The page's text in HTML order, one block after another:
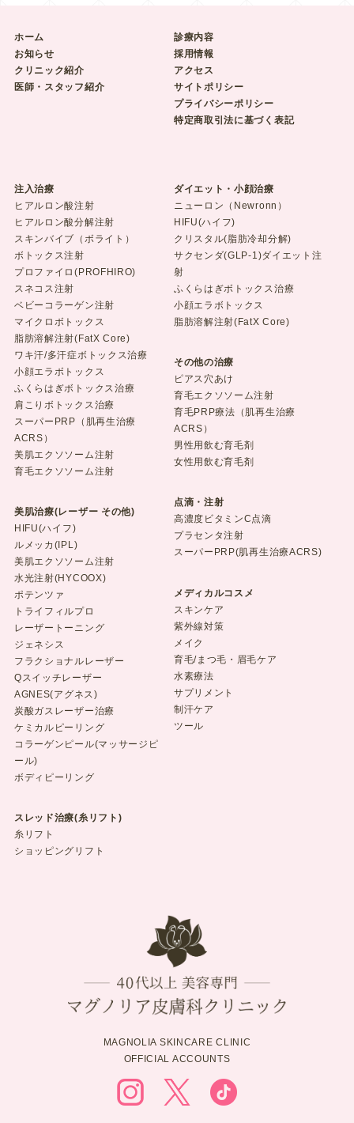
ホーム
お知らせ
クリニック紹介
医師・スタッフ紹介
診療内容
採用情報
アクセス
サイトポリシー
プライバシーポリシー
特定商取引法に基づく表記
注入治療
ヒアルロン酸注射
ヒアルロン酸分解注射
スキンバイブ（ボライト）
ボトックス注射
プロファイロ(PROFHIRO)
スネコス注射
ベビーコラーゲン注射
マイクロボトックス
脂肪溶解注射(FatX Core)
ワキ汗/多汗症ボトックス治療
小顔エラボトックス
ふくらはぎボトックス治療
肩こりボトックス治療
スーパーPRP（肌再生治療
ACRS）
美肌エクソソーム注射
育毛エクソソーム注射
美肌治療(レーザー その他)
HIFU(ハイフ)
ルメッカ(IPL)
美肌エクソソーム注射
水光注射(HYCOOX)
ポテンツァ
トライフィルプロ
レーザートーニング
ジェネシス
フラクショナルレーザー
Qスイッチレーザー
AGNES(アグネス)
炭酸ガスレーザー治療
ケミカルピーリング
コラーゲンピール(マッサージピ
ール)
ボディピーリング
スレッド治療(糸リフト)
糸リフト
ショッピングリフト
ダイエット・小顔治療
ニューロン（Newronn）
HIFU(ハイフ)
クリスタル(脂肪冷却分解)
サクセンダ(GLP-1)ダイエット注
射
ふくらはぎボトックス治療
小顔エラボトックス
脂肪溶解注射(FatX Core)
その他の治療
ピアス穴あけ
育毛エクソソーム注射
育毛PRP療法（肌再生治療
ACRS）
男性用飲む育毛剤
女性用飲む育毛剤
点滴・注射
高濃度ビタミンC点滴
プラセンタ注射
スーパーPRP(肌再生治療ACRS)
メディカルコスメ
スキンケア
紫外線対策
メイク
育毛/まつ毛・眉毛ケア
水素療法
サプリメント
制汗ケア
ツール
MAGNOLIA SKINCARE CLINIC
OFFICIAL ACCOUNTS